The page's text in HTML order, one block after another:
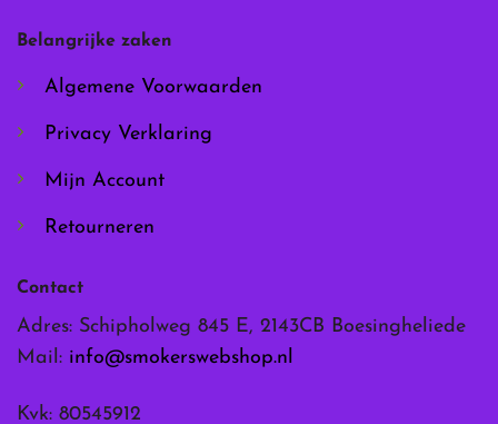
op
de
productpagina
Belangrijke zaken
Algemene Voorwaarden
Privacy Verklaring
Mijn Account
Retourneren
Contact
Adres: Schipholweg 845 E, 2143CB Boesingheliede
Mail: info@smokerswebshop.nl
Kvk: 80545912